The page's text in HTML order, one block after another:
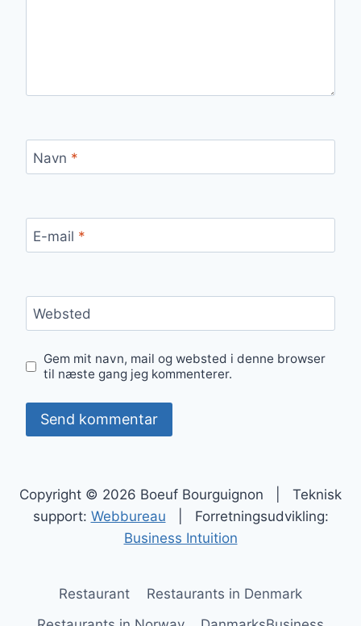
Navn *
E-mail *
Websted
Gem mit navn, mail og websted i denne browser
til næste gang jeg kommenterer.
Copyright © 2026 Boeuf Bourguignon | Teknisk
support: Webbureau | Forretningsudvikling:
Business Intuition
Restaurant
Restaurants in Denmark